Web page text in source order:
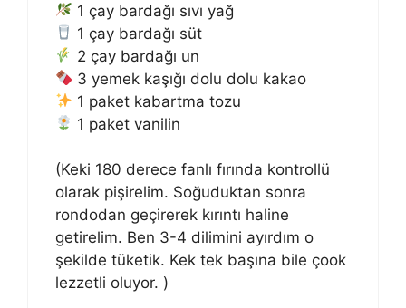
1 çay bardağı sıvı yağ
1 çay bardağı süt
2 çay bardağı un
3 yemek kaşığı dolu dolu kakao
1 paket kabartma tozu
1 paket vanilin
(Keki 180 derece fanlı fırında kontrollü
olarak pişirelim. Soğuduktan sonra
rondodan geçirerek kırıntı haline
getirelim. Ben 3-4 dilimini ayırdım o
şekilde tüketik. Kek tek başına bile çook
lezzetli oluyor. )